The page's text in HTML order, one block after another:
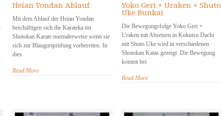
Heian Yondan Ablauf
Mit dem Ablauf der Heian Yondan
beschäftigen sich die Karateka im
Shotokan Karate normalerweise wenn sie
sich zur Blaugurtprüfung vorbereiten. In
dies
Read More
Yoko Geri + Uraken + Shuto
Uke Bunkai
Die Bewegungsfolge Yoko Geri +
Uraken mit Absetzen in Kokutsu Dachi
mit Shuto Uke wird in verschiedenen
Shotokan Katas gezeigt. Die Bewegung
kommt bei
Read More